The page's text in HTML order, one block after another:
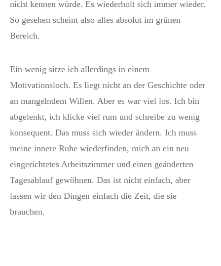
nicht kennen würde. Es wiederholt sich immer wieder.
So gesehen scheint also alles absolut im grünen
Bereich.
Ein wenig sitze ich allerdings in einem
Motivationsloch. Es liegt nicht an der Geschichte oder
an mangelndem Willen. Aber es war viel los. Ich bin
abgelenkt, ich klicke viel rum und schreibe zu wenig
konsequent. Das muss sich wieder ändern. Ich muss
meine innere Ruhe wiederfinden, mich an ein neu
eingerichtetes Arbeitszimmer und einen geänderten
Tagesablauf gewöhnen. Das ist nicht einfach, aber
lassen wir den Dingen einfach die Zeit, die sie
brauchen.